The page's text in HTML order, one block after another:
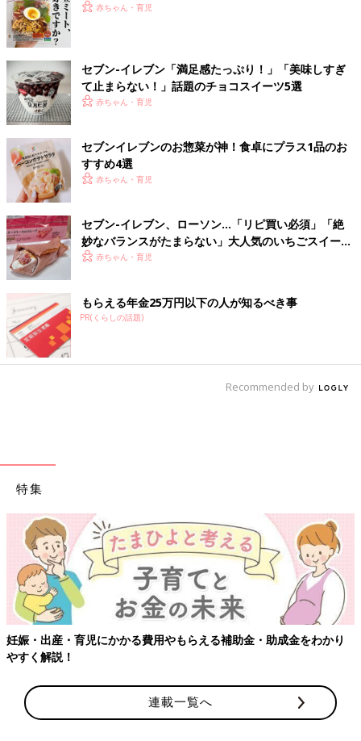
赤ちゃん・育児
セブン-イレブン「満足感たっぷり！」「美味しすぎ
て止まらない！」話題のチョコスイーツ5選
赤ちゃん・育児
セブンイレブンのお惣菜が神！食卓にプラス1品のお
すすめ4選
赤ちゃん・育児
セブン-イレブン、ローソン…「リピ買い必須」「絶
妙なバランスがたまらない」大人気のいちごスイーツ
4選赤ちゃん・育児
もらえる年金25万円以下の人が知るべき事
PR(くらしの話題)
Recommended by
特集
妊娠・出産・育児にかかる費用やもらえる補助金・助成金をわかり
やすく解説！
連載一覧へ